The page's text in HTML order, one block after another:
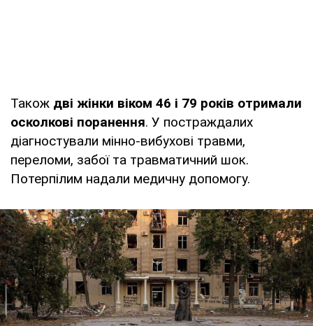
Також дві жінки віком 46 і 79 років отримали
осколкові поранення. У постраждалих
діагностували мінно-вибухові травми,
переломи, забої та травматичний шок.
Потерпілим надали медичну допомогу.